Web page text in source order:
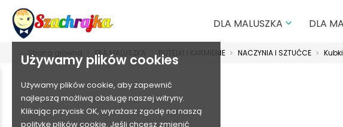
Używamy plików cookies
Używamy plików cookie, aby zapewnić
najlepszą możliwą obsługę naszej witryny.
Klikając przycisk OK, wyrażasz zgodę na naszą
politykę plików cookie. Jeśli chcesz zmienić
DLA MALUSZKA  DLA
Strona główna DLA MALUSZKA BUTELKI I KARMIENIE NACZYNIA I SZTUĆCE